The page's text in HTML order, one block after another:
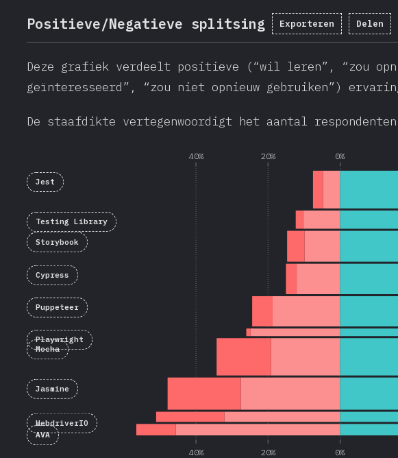
Positieve/Negatieve splitsing Exporteren Delen
Deze grafiek verdeelt positieve (“wil leren”, “zou
geïnteresseerd”, “zou niet opnieuw gebruiken”)
De staafdikte vertegenwoordigt het aantal
40% 20% 0%
40% 20% 0%
Jest
Testing Library
Storybook
Cypress
Puppeteer
Playwright
Mocha
Jasmine
WebdriverIO
AVA